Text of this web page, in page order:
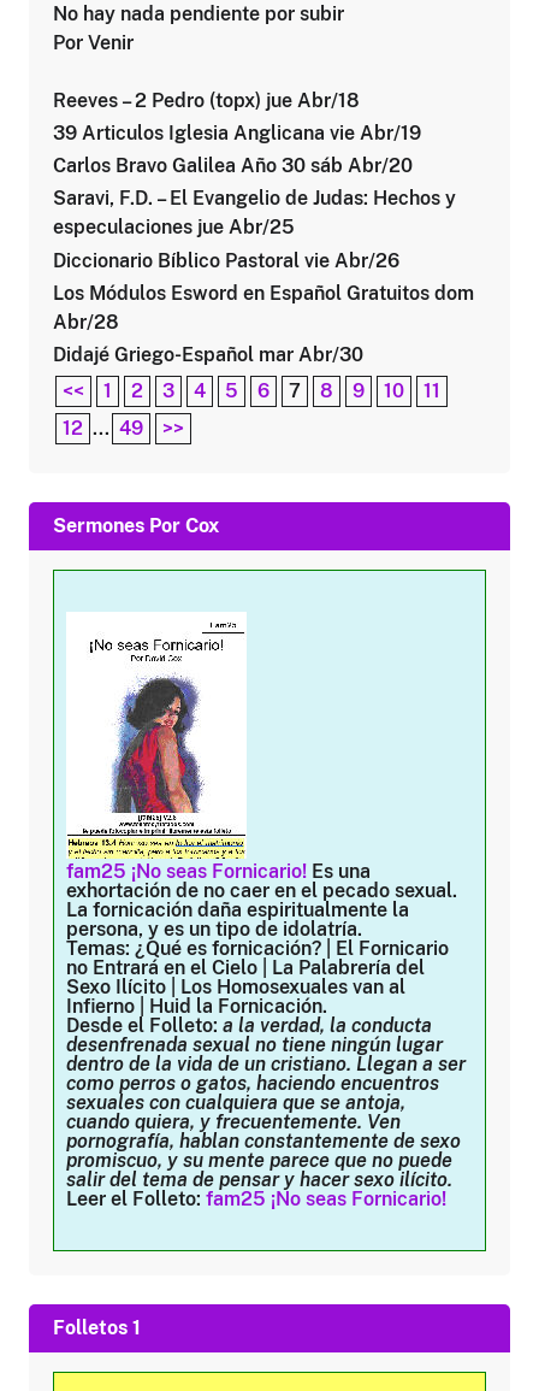
No hay nada pendiente por subir
Por Venir
Reeves – 2 Pedro (topx) jue Abr/18
39 Articulos Iglesia Anglicana vie Abr/19
Carlos Bravo Galilea Año 30 sáb Abr/20
Saravi, F.D. – El Evangelio de Judas: Hechos y
especulaciones jue Abr/25
Diccionario Bíblico Pastoral vie Abr/26
Los Módulos Esword en Español Gratuitos dom
Abr/28
Didajé Griego-Español mar Abr/30
<<
1 2 3 4 5 6 7 8 9 10
11
12 ... 49 >>
Sermones Por Cox
fam25 ¡No seas Fornicario! Es una
exhortación de no caer en el pecado sexual.
La fornicación daña espiritualmente la
persona, y es un tipo de idolatría.
Temas: ¿Qué es fornicación? | El Fornicario
no Entrará en el Cielo | La Palabrería del
Sexo Ilícito | Los Homosexuales van al
Infierno | Huid la Fornicación.
Desde el Folleto: a la verdad, la conducta
desenfrenada sexual no tiene ningún lugar
dentro de la vida de un cristiano. Llegan a ser
como perros o gatos, haciendo encuentros
sexuales con cualquiera que se antoja,
cuando quiera, y frecuentemente. Ven
pornografía, hablan constantemente de sexo
promiscuo, y su mente parece que no puede
salir del tema de pensar y hacer sexo ilícito.
Leer el Folleto: fam25 ¡No seas Fornicario!
Folletos 1